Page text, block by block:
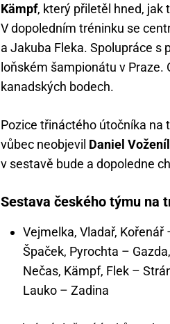
Kämpf, který přiletěl hned, jak
V dopoledním tréninku se
a Jakuba Fleka. Spolupráce s
loňském šampionátu v Praze.
kanadských bodech.
Pozice třináctého útočníka na
vůbec neobjevil Daniel
v sestavě bude a dopoledne
Sestava českého týmu na
Vejmelka, Vladař,
Špaček, Pyrochta –
Nečas, Kämpf, Flek –
Lauko – Zadina